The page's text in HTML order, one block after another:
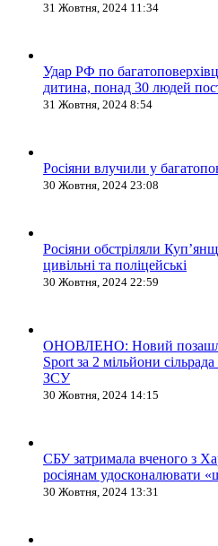
31 Жовтня, 2024 11:34
Удар РФ по
дитина, понад 30 людей
31 Жовтня, 2024 8:54
Росіяни влучили у
30 Жовтня, 2024 23:08
Росіяни обстріляли
цивільні та поліцейські
30 Жовтня, 2024 22:59
ОНОВЛЕНО: Новий
Sport за 2 мільйони
ЗСУ
30 Жовтня, 2024 14:15
СБУ затримала вченого з
росіянам удосконалювати
30 Жовтня, 2024 13:31